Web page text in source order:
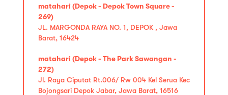
matahari (Depok - Depok Town Square -
269)
JL. MARGONDA RAYA NO. 1, DEPOK , Jawa
Barat, 16424
matahari (Depok - The Park Sawangan -
272)
Jl. Raya Ciputat Rt.006/ Rw 004 Kel Serua Kec
Bojongsari Depok Jabar, Jawa Barat, 16516